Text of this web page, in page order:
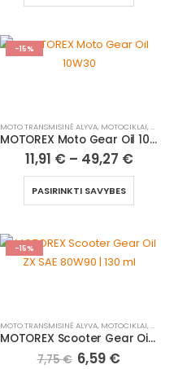
-15%
MOTO TRANSMISINĖ ALYVA, MOTOCIKLAI, ATV/UTV
MOTOREX Moto Gear Oil 10W30
11,91 € – 49,27 €
PASIRINKTI SAVYBES
-15%
MOTO TRANSMISINĖ ALYVA, MOTOCIKLAI, ATV/UTV
MOTOREX Scooter Gear Oil ZX SAE 80W90 | 130 ml
7,75€ 6,59 €